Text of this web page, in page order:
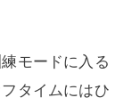
モードに入る
タイムにはひ